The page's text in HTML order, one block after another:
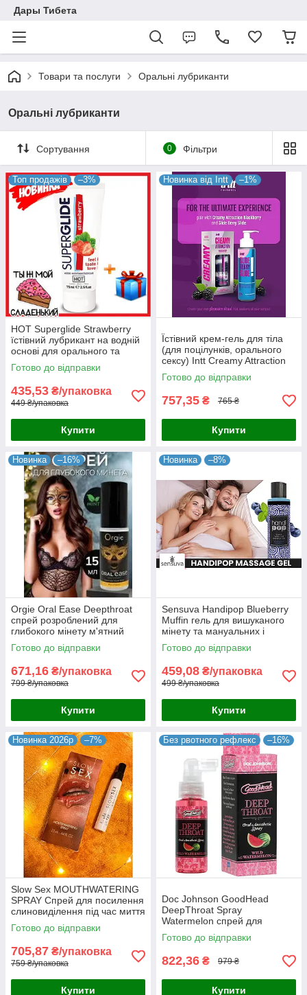
Дары Тибета
Товари та послуги Оральні лубриканти
Оральні лубриканти
Сортування 0 Фільтри
Топ продажів –3%
HOT Superglide Strawberry
їстівний лубрикант на водній
основі для орального та
вагінального сексу 75 мл
Австрія
Готово до відправки
435,53 ₴/упаковка
449 ₴/упаковка
Купити
Новинка від Intt –1%
Їстівний крем-гель для тіла
(для поцілунків, орального
сексу) Intt Creamy Attraction
Blackberry, 100 мл
Готово до відправки
757,35 ₴ 765 ₴
Купити
Новинка –16%
Orgie Oral Ease Deepthroat
спрей розроблений для
глибокого мінету м'ятний
смак без анестетиків 15 мл
Португалія
Готово до відправки
671,16 ₴/упаковка
799 ₴/упаковка
Купити
Новинка –8%
Sensuva Handipop Blueberry
Muffin гель для вишуканого
мінету та мануальних і
оральних ласк 59 мл США
Готово до відправки
459,08 ₴/упаковка
499 ₴/упаковка
Купити
Новинка 2026р –7%
Slow Sex MOUTHWATERING
SPRAY Спрей для посилення
слиновиділення під час миття
цитрусовий аромат водна
основа Іспанія
Готово до відправки
705,87 ₴/упаковка
759 ₴/упаковка
Купити
Без рвотного рефлекс –16%
Doc Johnson GoodHead
DeepThroat Spray
Watermelon спрей для
глибокого мінету смак кавуна
без блювотного рефлексу 59
Готово до відправки
822,36 ₴ 979 ₴
Купити